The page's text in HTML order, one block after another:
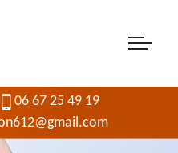
06 67 25 49 19